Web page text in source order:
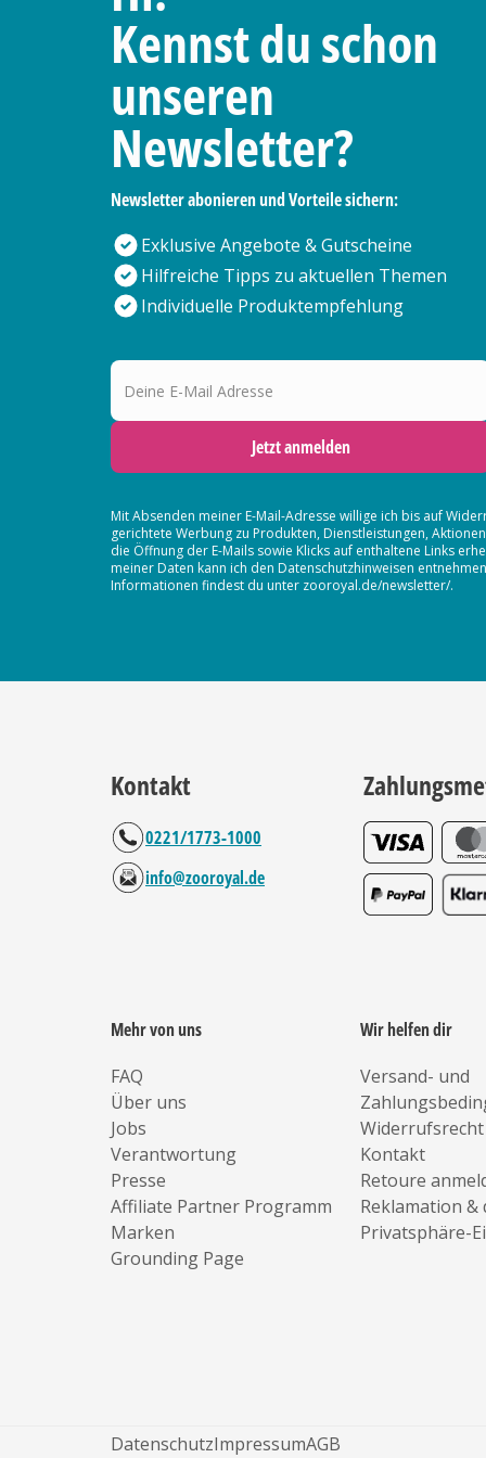
Kennst du schon
unseren
Newsletter?
Newsletter abonieren und Vorteile sichern:
Exklusive Angebote & Gutscheine
Hilfreiche Tipps zu aktuellen Themen
Individuelle Produktempfehlung
Deine E-Mail Adresse
Jetzt anmelden
Mit Absenden meiner E-Mail-Adresse willige ich bis auf
gerichtete Werbung zu Produkten, Dienstleistungen,
die Öffnung der E-Mails sowie Klicks auf enthaltene Links
meiner Daten kann ich den Datenschutzhinweisen
Informationen findest du unter zooroyal.de/newsletter/.
Kontakt
0221/1773-1000
info@zooroyal.de
Mehr von uns
FAQ
Über uns
Jobs
Verantwortung
Presse
Affiliate Partner Programm
Marken
Grounding Page
Wir helfen dir
Versand- und
Widerrufsrecht
Kontakt
Retoure
Reklamation &
Privatsphäre-
DatenschutzImpressumAGB